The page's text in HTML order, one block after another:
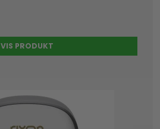
VIS PRODUKT